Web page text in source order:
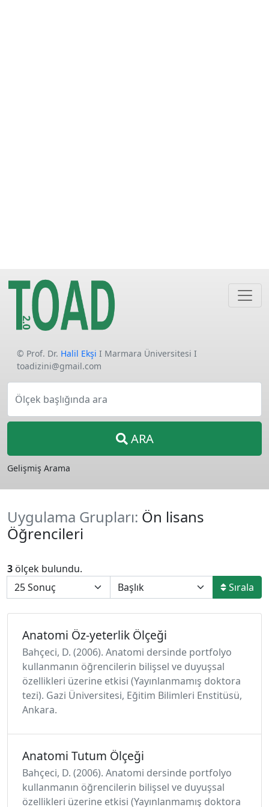
© Prof. Dr. Halil Ekşi I Marmara Üniversitesi I
toadizini@gmail.com
Ölçek başlığında ara
ARA
Gelişmiş Arama
Uygulama Grupları: Ön lisans
Öğrencileri
3 ölçek bulundu.
Sırala
Anatomi Öz-yeterlik Ölçeği
Bahçeci, D. (2006). Anatomi dersinde portfolyo
kullanmanın öğrencilerin bilişsel ve duyuşsal
özellikleri üzerine etkisi (Yayınlanmamış doktora
tezi). Gazi Üniversitesi, Eğitim Bilimleri Enstitüsü,
Ankara.
Anatomi Tutum Ölçeği
Bahçeci, D. (2006). Anatomi dersinde portfolyo
kullanmanın öğrencilerin bilişsel ve duyuşsal
özellikleri üzerine etkisi (Yayınlanmamış doktora